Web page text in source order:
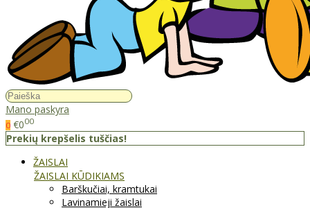
Mano paskyra
0 €000
Prekių krepšelis tuščias!
ŽAISLAI
ŽAISLAI KŪDIKIAMS
Barškučiai, kramtukai
Lavinamieji žaislai